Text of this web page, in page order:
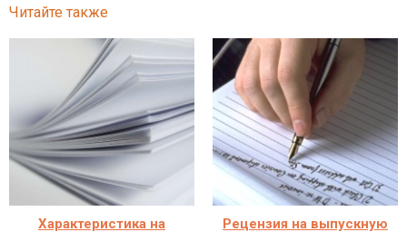
Читайте также
Характеристика на
Рецензия на выпускную